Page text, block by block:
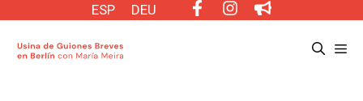
contenido
ESP DEU